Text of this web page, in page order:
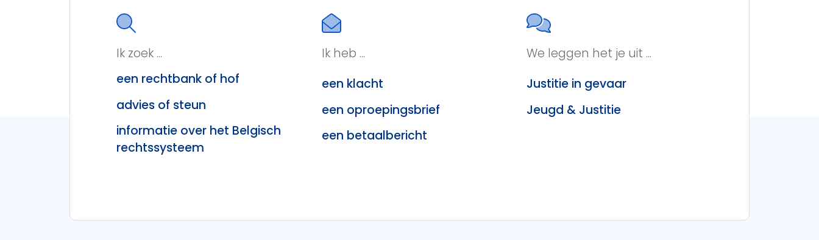
Ik zoek ...
een rechtbank of hof
advies of steun
informatie over het Belgisch
rechtssysteem
Ik heb ...
een klacht
een oproepingsbrief
een betaalbericht
We leggen het je uit ...
Justitie in gevaar
Jeugd & Justitie